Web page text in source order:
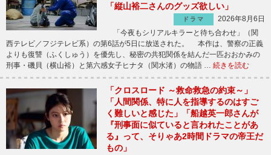
「縦山裕二さんのグッズ欲しい」
ドラマ
2026年8月6日
「今夜もシリアルキラーと待ち合わせ」（関
西テレビ／フジテレビ系）の第6話が5日に放送された。 本作は、警察の正義
よりも復讐（ふくしゅう）を優先し、秘密の共犯関係を結んだ一匹おおかみの
刑事・磯貝（横山裕）と第六感女子ヒナタ（関水渚）の物語 … 続きを読む
「クロスロード ～救命救急の約束～」
「人間関係、特に人を指導するのはすご
く難しいと感じた」「船越英一郎さんが
『刑事面に似ていると言われたことがあ
る』って、そりゃあ2時間ドラマの帝王だ
もの」